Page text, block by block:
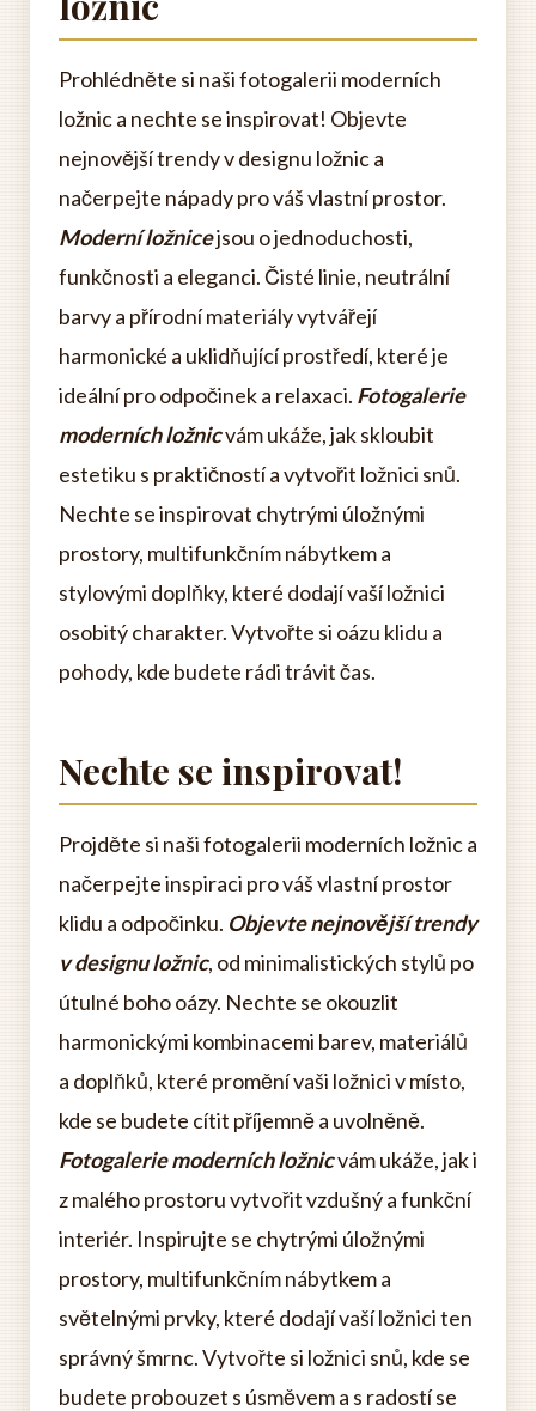
Prohlédněte si naši fotogalerii moderních
ložnic a nechte se inspirovat! Objevte
nejnovější trendy v designu ložnic a
načerpejte nápady pro váš vlastní prostor.
Moderní ložnicejsou o jednoduchosti,
funkčnosti a eleganci. Čisté linie, neutrální
barvy a přírodní materiály vytvářejí
harmonické a uklidňující prostředí, které je
ideální pro odpočinek a relaxaci. Fotogalerie
moderních ložnicvám ukáže, jak skloubit
estetiku s praktičností a vytvořit ložnici snů.
Nechte se inspirovat chytrými úložnými
prostory, multifunkčním nábytkem a
stylovými doplňky, které dodají vaší ložnici
osobitý charakter. Vytvořte si oázu klidu a
pohody, kde budete rádi trávit čas.
Nechte se inspirovat!
Projděte si naši fotogalerii moderních ložnic a
načerpejte inspiraci pro váš vlastní prostor
klidu a odpočinku. Objevte nejnovější trendy
v designu ložnic, od minimalistických stylů po
útulné boho oázy. Nechte se okouzlit
harmonickými kombinacemi barev, materiálů
a doplňků, které promění vaši ložnici v místo,
kde se budete cítit příjemně a uvolněně.
Fotogalerie moderních ložnicvám ukáže, jak i
z malého prostoru vytvořit vzdušný a funkční
interiér. Inspirujte se chytrými úložnými
prostory, multifunkčním nábytkem a
světelnými prvky, které dodají vaší ložnici ten
správný šmrnc. Vytvořte si ložnici snů, kde se
budete probouzet s úsměvem a s radostí se